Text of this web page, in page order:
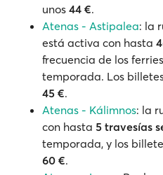
unos 44 €.
Atenas - Astipalea: la
está activa con hasta
frecuencia de los
temporada. Los
45 €.
Atenas - Kálimnos: la
con hasta 5 travesías
temporada, y los
60 €.